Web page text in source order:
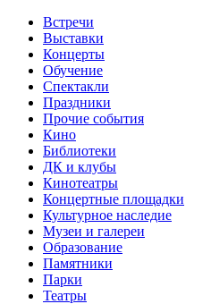
Встречи
Выставки
Концерты
Обучение
Спектакли
Праздники
Прочие события
Кино
Библиотеки
ДК и клубы
Кинотеатры
Концертные площадки
Культурное наследие
Музеи и галереи
Образование
Памятники
Парки
Театры